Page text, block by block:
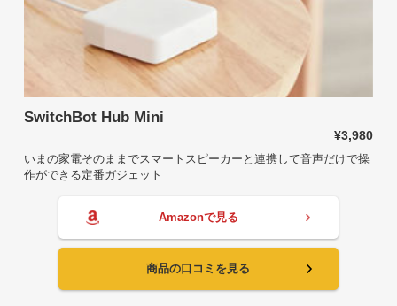
SwitchBot Hub Mini
¥3,980
いまの家電そのままでスマートスピーカーと連携して音声だけで操
作ができる定番ガジェット
Amazonで見る
商品の口コミを見る